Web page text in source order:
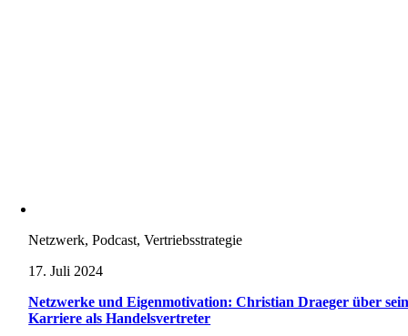
Netzwerk, Podcast, Vertriebsstrategie
17. Juli 2024
Netzwerke und Eigenmotivation: Christian Draeger über
Karriere als Handelsvertreter